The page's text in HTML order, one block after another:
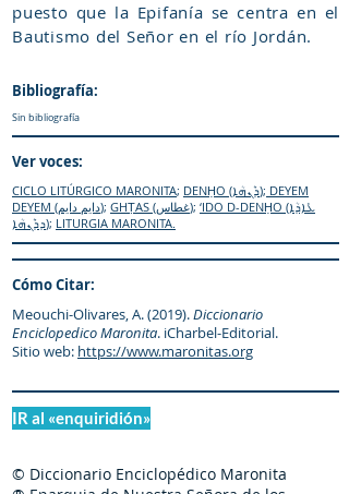
puesto que la Epifanía se centra en el
Bautismo del Señor en el río Jordán.
Bibliografía:
Sin bibliografía
Ver voces:
CICLO LITÚRGICO MARONITA; DENḤO (ܕܶܢܗܳܐ); DEYEM
DEYEM (دايم دايم); GHṬAS (غطاس); ‘IDO D-DENḤO (ܥܺܐܕܳܐ
ܕܕܶܢܗܳܐ); LITURGIA MARONITA.
Cómo Citar:
Meouchi-Olivares, A. (2019).Diccionario
Enciclopedico Maronita. iCharbel-Editorial.
Sitio web: https://www.maronitas.org
IR al «enquiridión»
© Diccionario Enciclopédico Maronita